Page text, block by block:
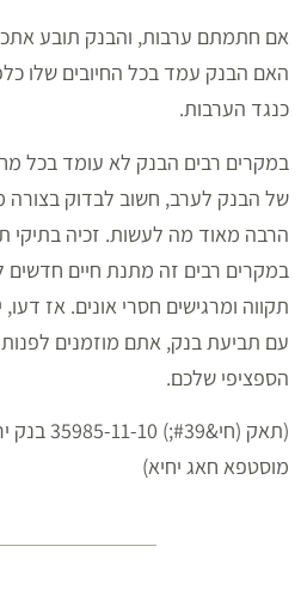
אם חתמתם ערבות, והבנק תובע
האם הבנק עמד בכל החיובים שלו
כנגד הערבות.
במקרים רבים הבנק לא עומד בכל
של הבנק לערב, חשוב לבדוק בצורה
הרבה מאוד מה לעשות. זכיה בתיקי
במקרים רבים זה מתנת חיים חדשים
תקווה ומרגישים חסרי אונים. אז
עם תביעת בנק, אתם מוזמנים לפנות
הספציפי שלכם.
מוסטפא חאג יחיא)